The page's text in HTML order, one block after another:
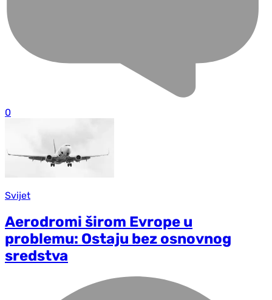
0
Svijet
Aerodromi širom Evrope u
problemu: Ostaju bez osnovnog
sredstva